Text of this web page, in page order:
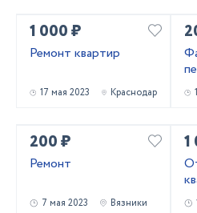
1 000 ₽
Ремонт квартир
17 мая 2023 Краснодар
200 ₽
Ремонт
7 мая 2023 Вязники
1